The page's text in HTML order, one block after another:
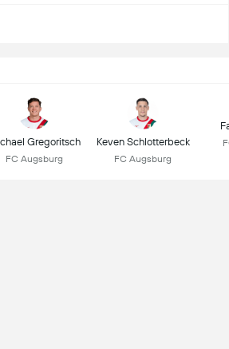
Gregoritsch
FC Augsburg
Keven Schlotterbeck
FC Augsburg